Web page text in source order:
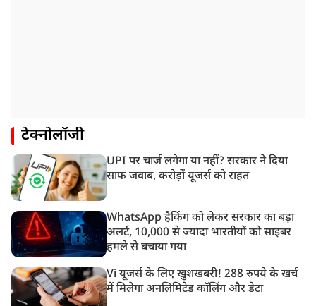
टेक्नोलॉजी
UPI पर चार्ज लगेगा या नहीं? सरकार ने दिया
साफ जवाब, करोड़ों यूजर्स को राहत
WhatsApp हैकिंग को लेकर सरकार का बड़ा
अलर्ट, 10,000 से ज्यादा भारतीयों को साइबर
हमले से बचाया गया
Vi यूजर्स के लिए खुशखबरी! 288 रुपये के खर्च
में मिलेगा अनलिमिटेड कॉलिंग और डेटा